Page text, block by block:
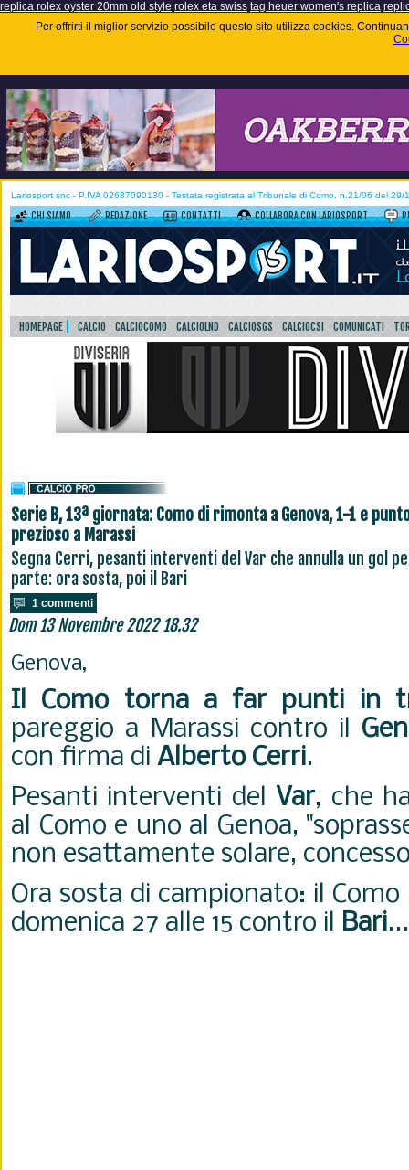
replica rolex oyster 20mm old style rolex eta swiss tag heuer women's replica
Per offrirti il miglior servizio possibile questo sito utilizza cookies.
Lariosport snc - P.IVA 02687090130 - Testata registrata al Tribunale di Como, n.21/06 del 29/
CHI SIAMO REDAZIONE CONTATTI COLLABORA CON LARIOSPORT
HOMEPAGE CALCIO CALCIOCOMO CALCIOLND CALCIOSGS CALCIOCSI COMUNICATI
Serie B, 13ª giornata: Como di rimonta a Genova, 1-1 e
prezioso a Marassi
Segna Cerri, pesanti interventi del Var che annulla un gol
parte: ora sosta, poi il Bari
1 commenti
Dom 13 Novembre 2022 18.32
Genova,
Il Como torna a far punti in
pareggio a Marassi contro il
con firma di Alberto Cerri.
Pesanti interventi del Var, che
al Como e uno al Genoa,
non esattamente solare,
Ora sosta di campionato: il
domenica 27 alle 15 contro il Bari...